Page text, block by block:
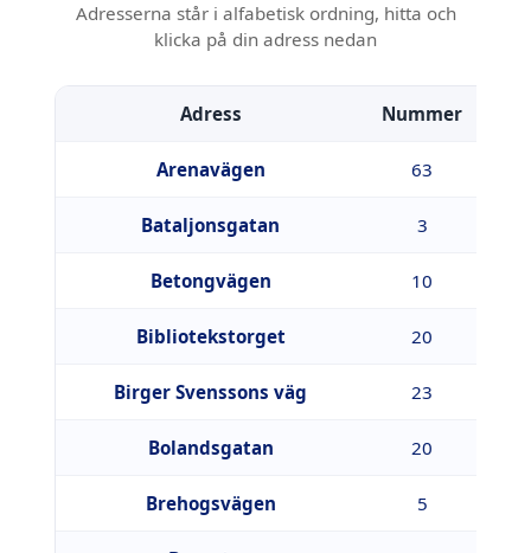
Adresserna står i alfabetisk ordning, hitta och
klicka på din adress nedan
Adress Nummer
Arenavägen 63
Bataljonsgatan 3
Betongvägen 10
Bibliotekstorget 20
Birger Svenssons väg 23
Bolandsgatan 20
Brehogsvägen 5